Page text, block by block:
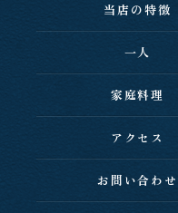
当店の特徴
一人
家庭料理
アクセス
お問い合わせ